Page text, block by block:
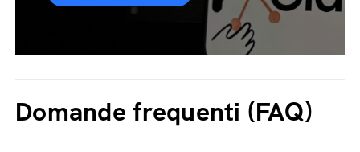
Domande frequenti (FAQ)